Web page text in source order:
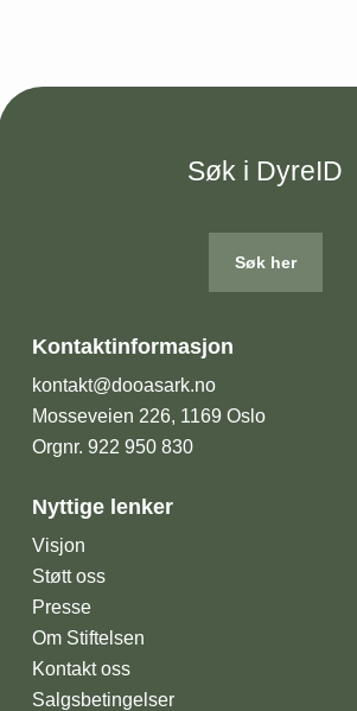
Søk i DyreID
Søk her
Kontaktinformasjon
kontakt@dooasark.no
Mosseveien 226, 1169 Oslo
Orgnr. 922 950 830
Nyttige lenker
Visjon
Støtt oss
Presse
Om Stiftelsen
Kontakt oss
Salgsbetingelser